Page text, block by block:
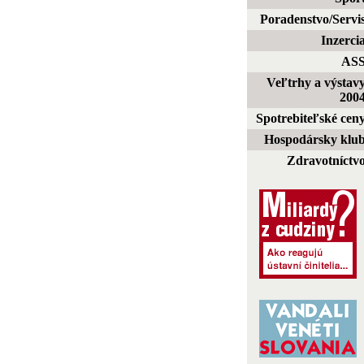
Poradenstvo/
Inzercia
Veľtrhy a
Spotrebiteľské
Hospodársky